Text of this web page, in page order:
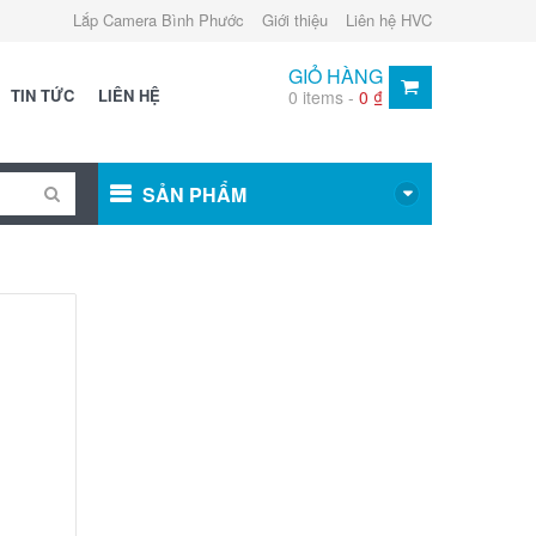
Lắp Camera Bình Phước Giới thiệu Liên hệ HVC
TIN TỨC LIÊN HỆ
GIỎ HÀNG
0 items -0 ₫
SẢN PHẨM